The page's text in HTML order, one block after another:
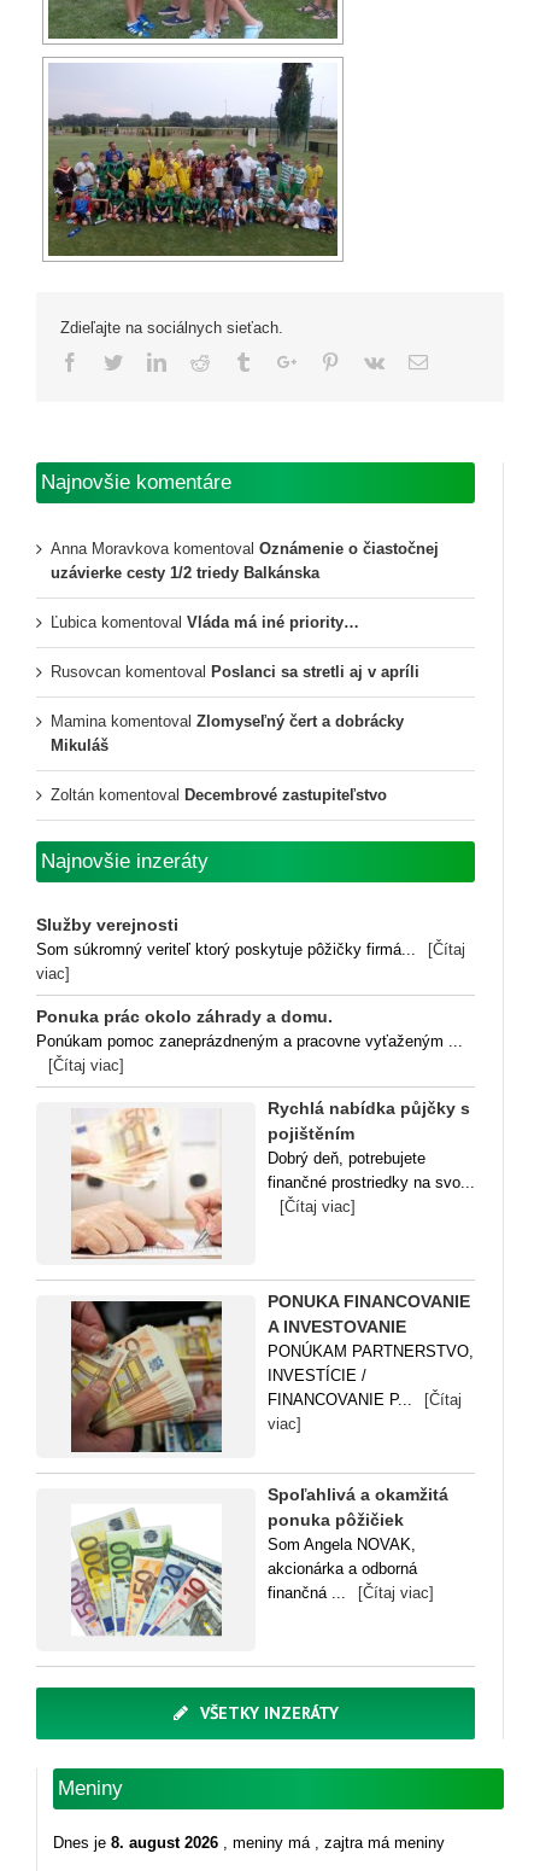
Zdieľajte na sociálnych sieťach.
Facebook
TwitterLinkedinReddit TumblrGoogle+Pinterest
Vk Email
Najnovšie komentáre
Anna Moravkovakomentoval Oznámenie o čiastočnej
uzávierke cesty 1/2 triedy Balkánska
Ľubicakomentoval Vláda má iné priority…
Rusovcan komentoval Poslanci sa stretli aj v apríli
Maminakomentoval Zlomyseľný čert a dobrácky
Mikuláš
Zoltán komentoval Decembrové zastupiteľstvo
Najnovšie inzeráty
Služby verejnosti
Som súkromný veriteľ ktorý poskytuje pôžičky firmá...
[Čítaj
viac]
Ponuka prác okolo záhrady a domu.
Ponúkam pomoc zaneprázdneným a pracovne vyťaženým ...
[Čítaj viac]
Rychlá nabídka půjčky s
pojištěním
Dobrý deň, potrebujete
finančné prostriedky na svo...
[Čítaj viac]
PONUKA FINANCOVANIE
A INVESTOVANIE
PONÚKAM PARTNERSTVO,
INVESTÍCIE /
FINANCOVANIE P...
[Čítaj
viac]
Spoľahlivá a okamžitá
ponuka pôžičiek
Som Angela NOVAK,
akcionárka a odborná
finančná ...
[Čítaj viac]
VŠETKY INZERÁTY
Meniny
Dnes je 8. august 2026 , meniny má , zajtra má meniny